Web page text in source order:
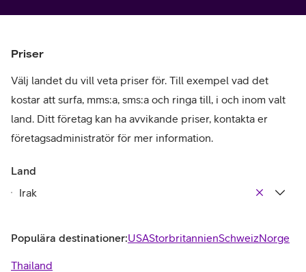
Priser
Välj landet du vill veta priser för. Till exempel vad det
kostar att surfa, mms:a, sms:a och ringa till, i och inom valt
land. Ditt företag kan ha avvikande priser, kontakta er
företagsadministratör för mer information.
Land
Populära destinationer:USAStorbritannienSchweizNorge
Thailand